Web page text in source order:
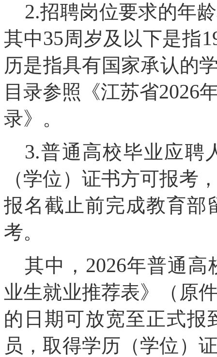
2.招聘岗位要求的年
其中35周岁及以下是指
历是指具有国家承认的
目录参照《江苏省2026
录》。
3.普通高校毕业应聘
（学位）证书方可报考
报名截止前完成教育部
考。
其中， 2026年普通高
业生就业推荐表》（原
的日期可放宽至正式报
员，取得学历（学位）